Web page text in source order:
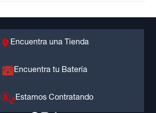
Encuentra una Tienda
Encuentra tu Batería
Estamos Contratando